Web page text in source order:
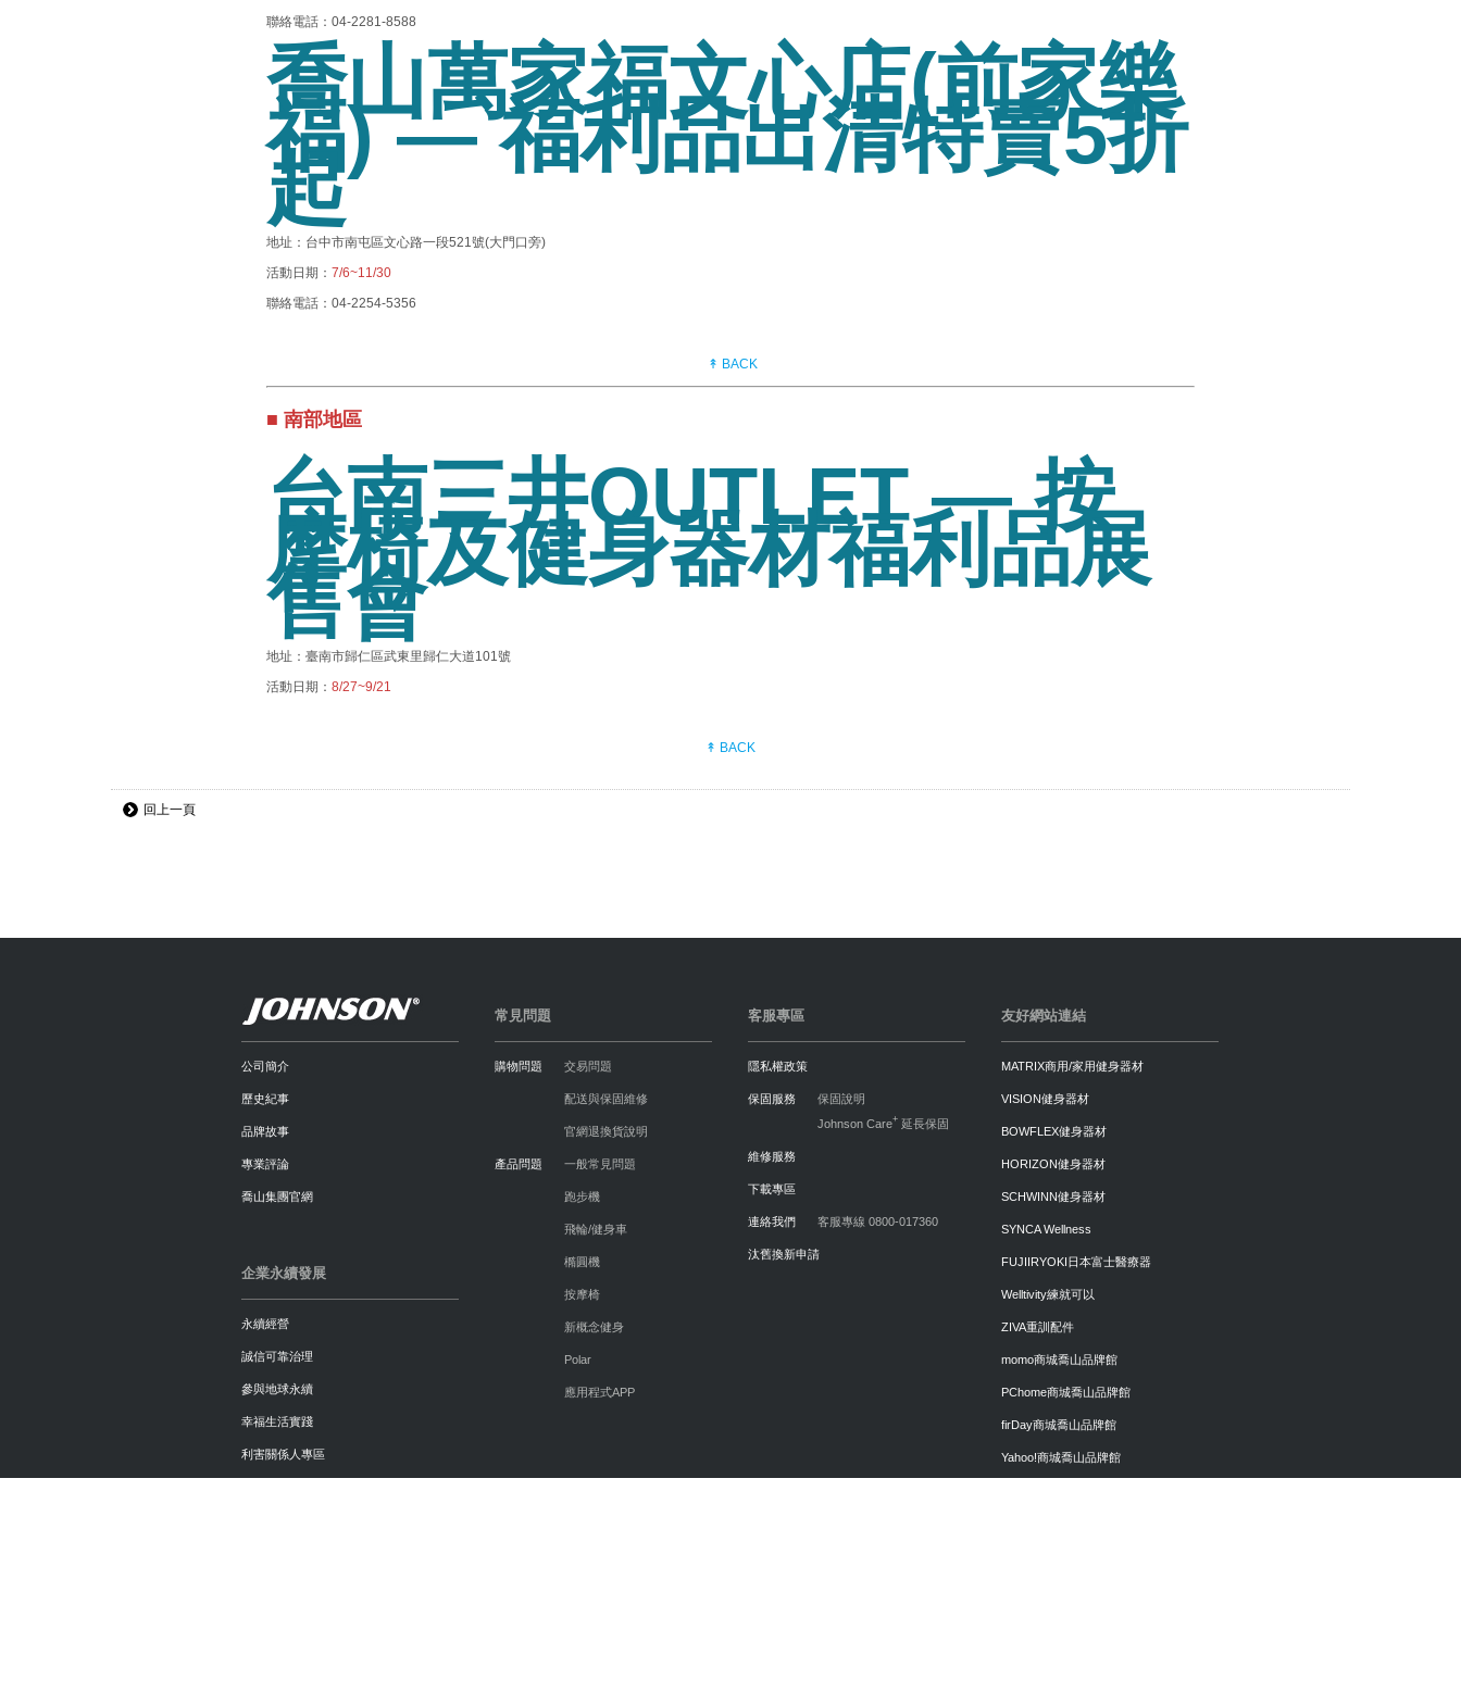
聯絡電話：04-2281-8588
喬山萬家福文心店(前家樂
福) — 福利品出清特賣5折
起
地址：台中市南屯區文心路一段521號(大門口旁)
活動日期： 7/6~11/30
聯絡電話：04-2254-5356
↟ BACK
■ 南部地區
台南三井OUTLET — 按
摩椅及健身器材福利品展
售會
地址：臺南市歸仁區武東里歸仁大道101號
活動日期： 8/27~9/21
↟ BACK
回上一頁
公司簡介
歷史紀事
品牌故事
專業評論
喬山集團官網
企業永續發展
永續經營
誠信可靠治理
參與地球永續
幸福生活實踐
利害關係人專區
常見問題
購物問題 交易問題
配送與保固維修
官網退換貨說明
產品問題 一般常見問題
跑步機
飛輪/健身車
橢圓機
按摩椅
新概念健身
Polar
應用程式APP
客服專區
隱私權政策
保固服務
保固說明
Johnson Care+ 延長保固
維修服務
下載專區
連絡我們 客服專線 0800-017360
汰舊換新申請
友好網站連結
MATRIX商用/家用健身器材
VISION健身器材
BOWFLEX健身器材
HORIZON健身器材
SCHWINN健身器材
SYNCA Wellness
FUJIIRYOKI日本富士醫療器
Welltivity練就可以
ZIVA重訓配件
momo商城喬山品牌館
PChome商城喬山品牌館
firDay商城喬山品牌館
Yahoo!商城喬山品牌館